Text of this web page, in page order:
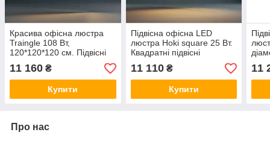
Красива офісна люстра
Traingle 108 Вт,
120*120*120 см. Підвісні
офісу, магазину
11 160 ₴
Купити
Підвісна офісна LED
люстра Hoki square 25 Вт.
Квадратні підвісні
магазину
11 110₴
Купити
11
Про нас